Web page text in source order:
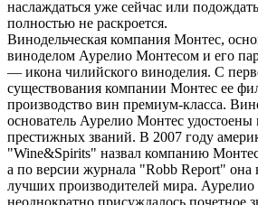
наслаждаться уже сейчас или
полностью не раскроется.
Винодельческая компания Монтес,
виноделом Аурелио Монтесом и его
— икона чилийского виноделия. С
существования компании Монтес ее
производство вин премиум-класса.
основатель Аурелио Монтес удостоены
престижных званий. В 2007 году
"Wine&Spirits" назвал компанию
а по версии журнала "Robb Report"
лучших производителей мира.
неоднократно присуждалось почетное